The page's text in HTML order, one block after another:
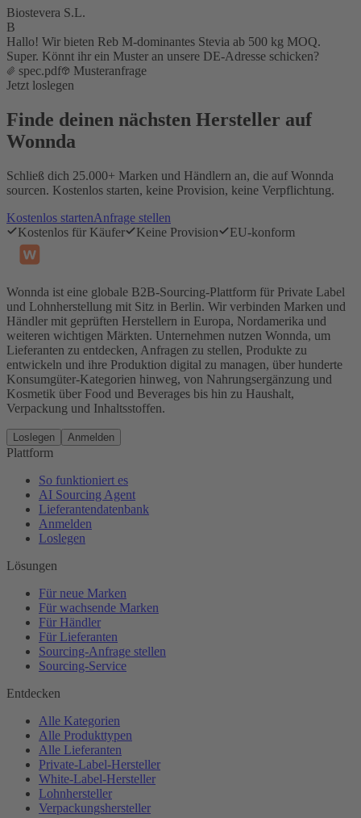
Biostevera S.L.
B
Hallo! Wir bieten Reb M-dominantes Stevia ab 500 kg MOQ.
Super. Könnt ihr ein Muster an unsere DE-Adresse schicken?
spec.pdf
Musteranfrage
Jetzt loslegen
Finde deinen nächsten Hersteller auf
Wonnda
Schließ dich 25.000+ Marken und Händlern an, die auf Wonnda
sourcen. Kostenlos starten, keine Provision, keine Verpflichtung.
Kostenlos startenAnfrage stellen
Kostenlos für Käufer
Keine Provision EU-konform
Wonnda ist eine globale B2B-Sourcing-Plattform für Private Label
und Lohnherstellung mit Sitz in Berlin. Wir verbinden Marken und
Händler mit geprüften Herstellern in Europa, Nordamerika und
weiteren wichtigen Märkten. Unternehmen nutzen Wonnda, um
Lieferanten zu entdecken, Anfragen zu stellen, Produkte zu
entwickeln und ihre Produktion digital zu managen, über hunderte
Konsumgüter-Kategorien hinweg, von Nahrungsergänzung und
Kosmetik über Food und Beverages bis hin zu Haushalt,
Verpackung und Inhaltsstoffen.
Loslegen Anmelden
Plattform
So funktioniert es
AI Sourcing Agent
Lieferantendatenbank
Anmelden
Loslegen
Lösungen
Für neue Marken
Für wachsende Marken
Für Händler
Für Lieferanten
Sourcing-Anfrage stellen
Sourcing-Service
Entdecken
Alle Kategorien
Alle Produkttypen
Alle Lieferanten
Private-Label-Hersteller
White-Label-Hersteller
Lohnhersteller
Verpackungshersteller